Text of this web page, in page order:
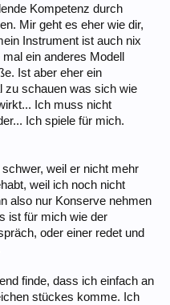
Kompetenz durch
Mir geht es eher wie dir,
Instrument ist auch nix
ein anderes Modell
Ist aber eher ein
zu schauen was sich wie
Ich muss nicht
Ich spiele für mich.
weil er nicht mehr
weil ich noch nicht
also nur Konserve nehmen
ist für mich wie der
oder einer redet und
finde, dass ich einfach an
stückes komme. Ich